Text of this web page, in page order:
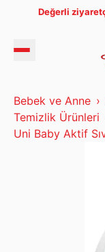
Değerli
Bebek ve Anne
Temizlik Ürünleri
Uni Baby Aktif